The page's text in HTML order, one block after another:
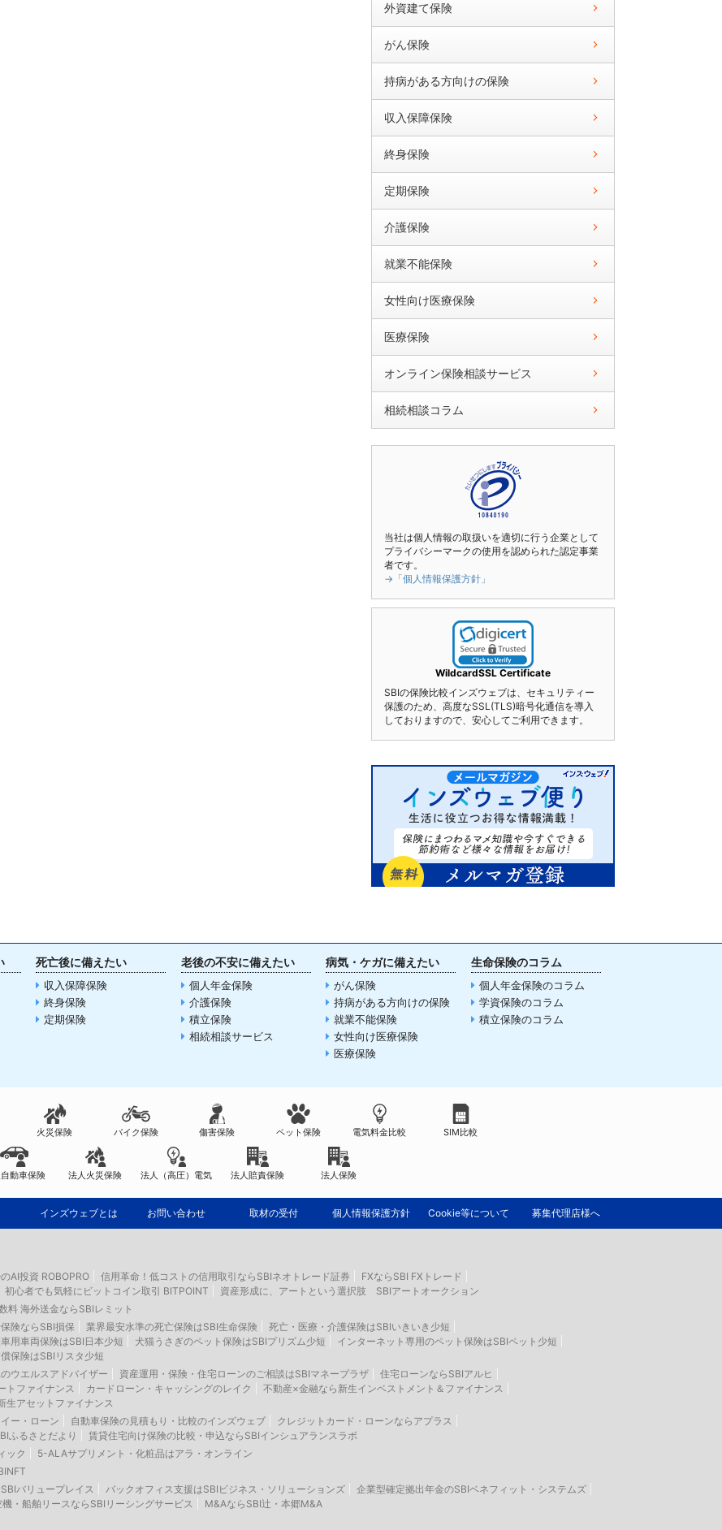
外資建て保険
がん保険
持病がある方向けの保険
収入保障保険
終身保険
定期保険
介護保険
就業不能保険
女性向け医療保険
医療保険
オンライン保険相談サービス
相続相談コラム
当社は個人情報の取扱いを適切に行う企業として
プライバシーマークの使用を認められた認定事業
者です。
→「個人情報保護方針」
WildcardSSL Certificate
SBIの保険比較インズウェブは、セキュリティー
保護のため、高度なSSL(TLS)暗号化通信を導入
しておりますので、安心してご利用できます。
死亡後に備えたい
収入保障保険
終身保険
定期保険
老後の不安に備えたい
個人年金保険
介護保険
積立保険
相続相談サービス
病気・ケガに備えたい
がん保険
持病がある方向けの保険
就業不能保険
女性向け医療保険
医療保険
生命保険のコラム
個人年金保険のコラム
学資保険のコラム
積立保険のコラム
火災保険 バイク保険 傷害保険 ペット保険 電気料金比較 SIM比較
動車保険 法人火災保険 法人（高圧）電気 法人賠責保険 法人保険
インズウェブとは お問い合わせ 取材の受付 個人情報保護方針 Cookie等について 募集代理店様へ
AI投資 ROBOPRO 信用革命！低コストの信用取引ならSBIネオトレード証券
FXならSBI FXトレード
初心者でも気軽にビットコイン取引 BITPOINT 資産形成に、アートという選択肢 SBIアートオークション
料 海外送金ならSBIレミット
険ならSBI損保 業界最安水準の死亡保険はSBI生命保険
死亡・医療・介護保険はSBIいきいき少短
用車両保険はSBI日本少短
犬猫うさぎのペット保険はSBIプリズム少短
インターネット専用のペット保険はSBIペット少短
保険はSBIリスタ少短
ウエルスアドバイザー 資産運用・保険・住宅ローンのご相談はSBIマネープラザ
住宅ローンならSBIアルヒ
トファイナンス
カードローン・キャッシングのレイク
不動産×金融なら新生インベストメント＆ファイナンス
生アセットファイナンス
ー・ローン 自動車保険の見積もり・比較のインズウェブ
クレジットカード・ローンならアプラス
ふるさとだより
賃貸住宅向け保険の比較・申込ならSBIインシュアランスラボ
ック 5-ALAサプリメント・化粧品はアラ・オンライン
バリュープレイス バックオフィス支援はSBIビジネス・ソリューションズ
企業型確定拠出年金のSBIベネフィット・システムズ
機・船舶リースならSBIリーシングサービス M&AならSBI辻・本郷M&A